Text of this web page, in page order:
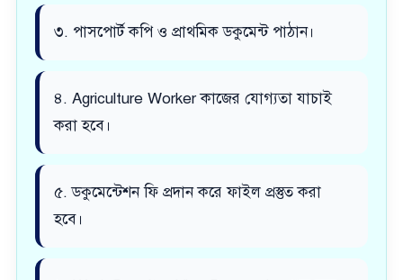
৩. পাসপোর্ট কপি ও প্রাথমিক ডকুমেন্ট পাঠান।
৪. Agriculture Worker কাজের যোগ্যতা যাচাই
করা হবে।
৫. ডকুমেন্টেশন ফি প্রদান করে ফাইল প্রস্তুত করা
হবে।